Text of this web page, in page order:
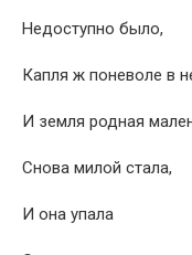
Недоступно было,
Капля ж поневоле в
И земля родная
Снова милой стала,
И она упала